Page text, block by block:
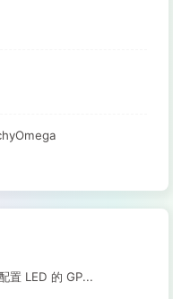
置 LED 的 GP...